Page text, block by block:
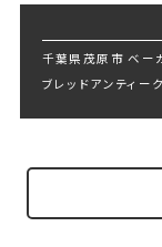
千葉県茂原市 ベー
ブレッドアンティ